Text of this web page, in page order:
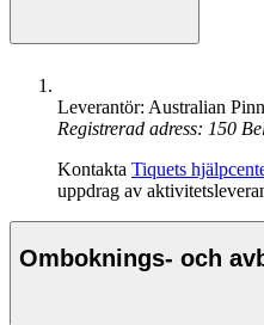
Leverantör: Australian
Registrerad adress: 150
Kontakta Tiquets
uppdrag av
Omboknings- och